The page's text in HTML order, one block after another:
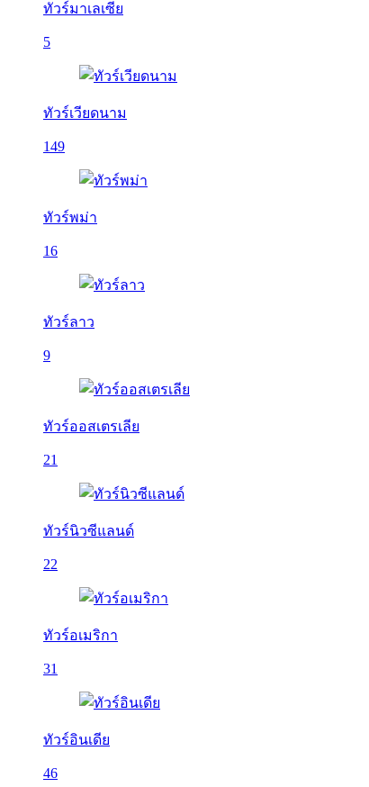
ทัวร์มาเลเซีย
5
ทัวร์เวียดนาม
149
ทัวร์พม่า
16
ทัวร์ลาว
9
ทัวร์ออสเตรเลีย
21
ทัวร์นิวซีแลนด์
22
ทัวร์อเมริกา
31
ทัวร์อินเดีย
46